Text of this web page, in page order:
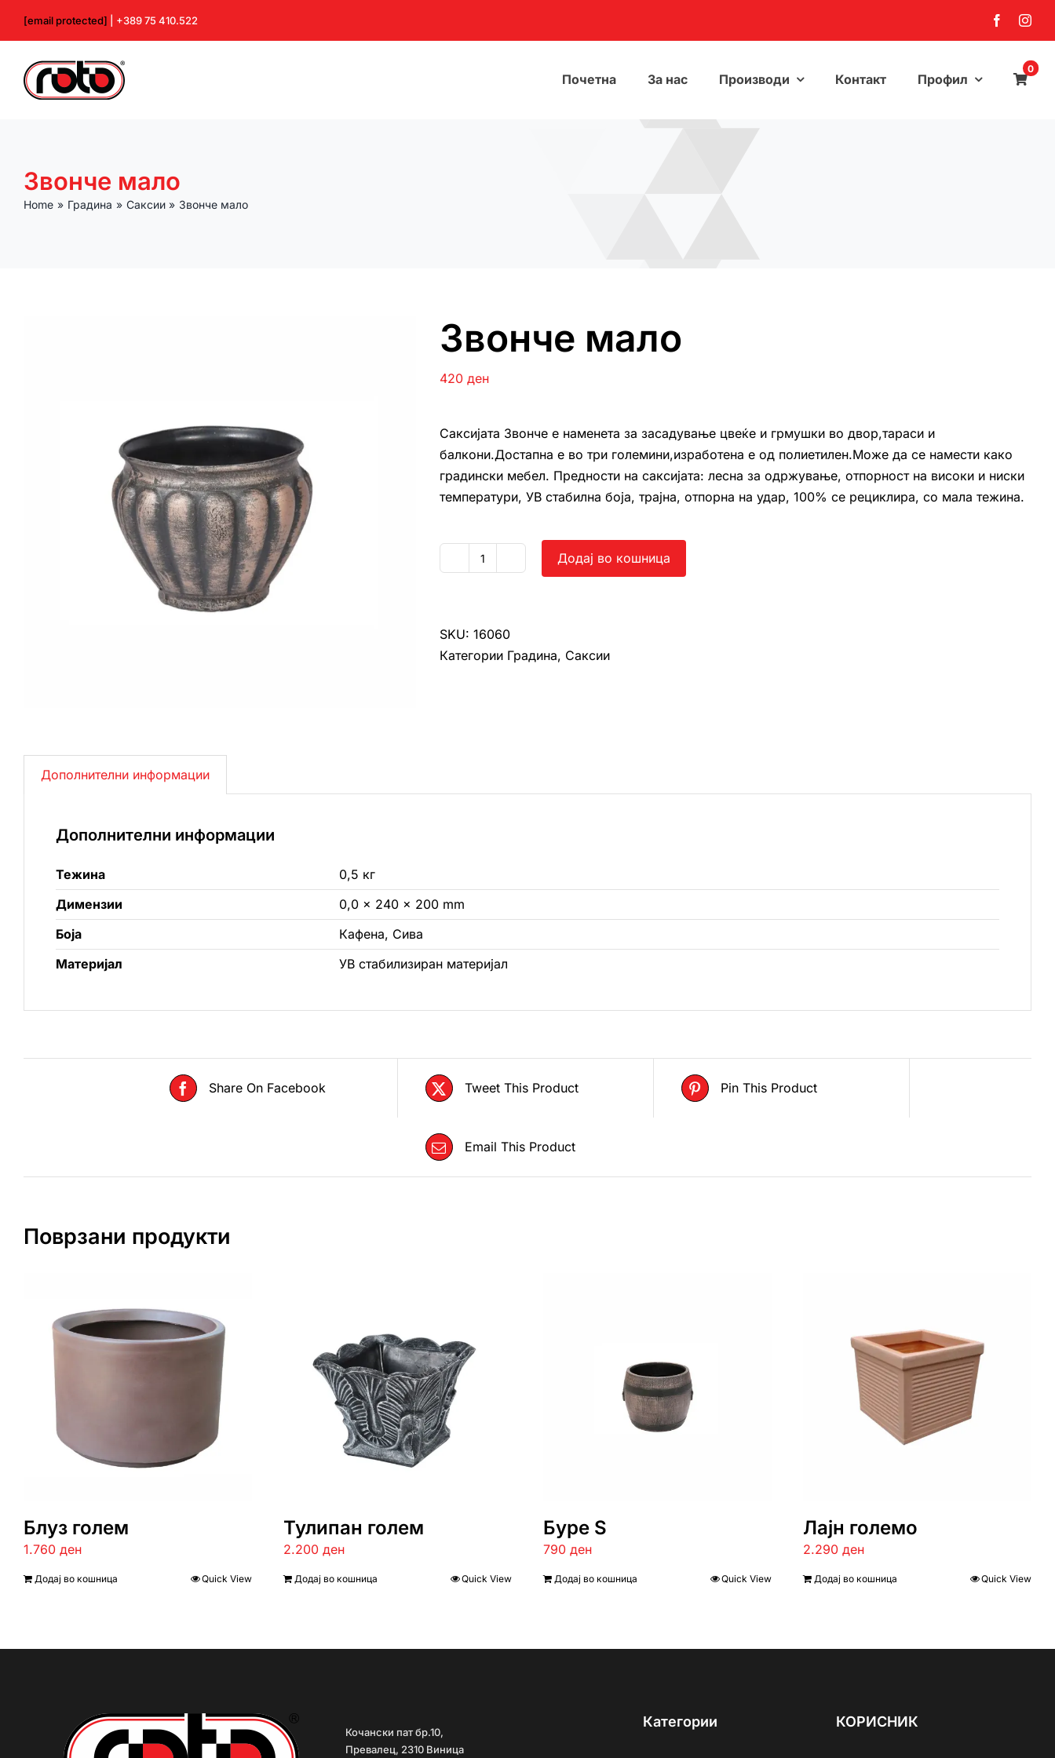
[email protected] | +389 75 410.522
Почетна За нас Производи Контакт Профил
0
Звонче мало
Home Градина Саксии Звонче мало
Звонче мало
420 ден
Саксијата Звонче е наменета за засадување цвеќе и грмушки во двор,тараси и
балкони.Достапна е во три големини,изработена е од полиетилен.Може да се намести како
градински мебел. Предности на саксијата: лесна за одржување, отпорност на високи и ниски
температури, УВ стабилна боја, трајна, отпорна на удар, 100% се рециклира, со мала тежина.
Звонче
Додај во кошница
SKU: 16060
Категории Градина, Саксии
Дополнителни информации
Дополнителни информации
Тежина
0,5 кг
Димензии
0,0 × 240 × 200 mm
Боја
Кафена, Сива
Материјал
УВ стабилизиран материјал
Share On Facebook Tweet This Product Pin This Product
Email This Product
Поврзани продукти
Блуз голем
1.760 ден
Додај во кошница Quick View
Тулипан голем
2.200 ден
Додај во кошница Quick View
Буре S
790 ден
Додај во кошница Quick View
Лајн големо
2.290 ден
Додај во кошница Quick View
Кочански пат бр.10,
Превалец, 2310 Виница
Категории КОРИСНИК